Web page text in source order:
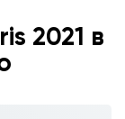
2021 в